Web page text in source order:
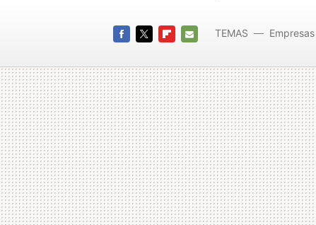
MAIL
TEMAS Empresas